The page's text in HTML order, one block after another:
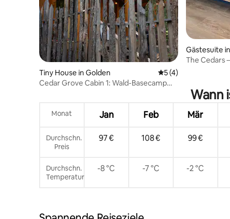
Tiny House in Golden Durchschnittliche
5 (4)
Cedar Grove Cabin 1: Wald-Basecamp
Gästesuite
The Cedars
Wann
Monat Jan Feb Mär
Durchschn.
Preis
97 € 108 € 99 €
Durchschn.
Temperatur
-8 °C -7 °C -2 °C